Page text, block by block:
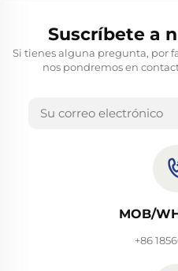
Suscríbete a
Si tienes alguna pregunta, por
nos pondremos en
MOB/
+86